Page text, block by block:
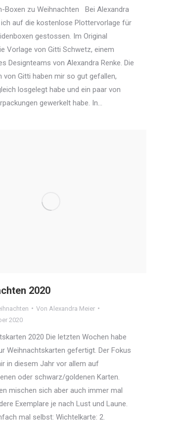
Boxen zu Weihnachten Bei Alexandra
ich auf die kostenlose Plottervorlage für
gestossen. Im Original
Vorlage von Gitti Schwetz, einem
Designteams von Alexandra Renke. Die
von Gitti haben mir so gut gefallen,
losgelegt habe und ein paar von
gewerkelt habe. In…
2020
Von Alexandra Meier
2020
2020 Die letzten Wochen habe
Weihnachtskarten gefertigt. Der Fokus
in diesem Jahr vor allem auf
oder schwarz/goldenen Karten.
mischen sich aber auch immer mal
Exemplare je nach Lust und Laune.
mal selbst: Wichtelkarte: 2.